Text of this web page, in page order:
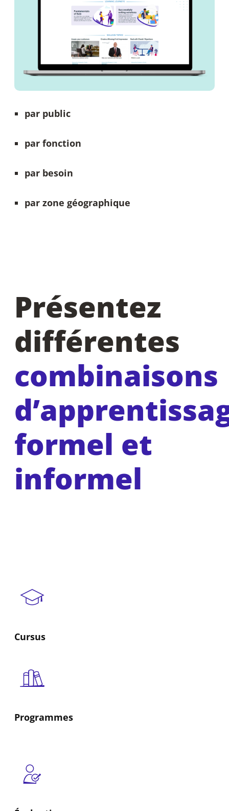
par public
par fonction
par besoin
par zone géographique
Présentez
différentes
combinaisons
formel et
informel
Cursus
Programmes